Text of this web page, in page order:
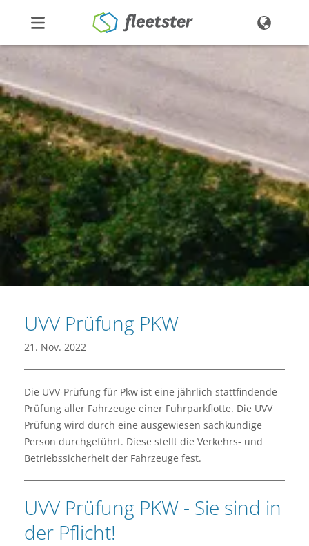
Über uns
Kontakt
Demo Login
UVV Prüfung PKW
21. Nov. 2022
Die UVV-Prüfung für Pkw ist eine jährlich stattfindende
Prüfung aller Fahrzeuge einer Fuhrparkflotte. Die UVV
Prüfung wird durch eine ausgewiesen sachkundige
Person durchgeführt. Diese stellt die Verkehrs- und
Betriebssicherheit der Fahrzeuge fest.
UVV Prüfung PKW - Sie sind in
der Pflicht!